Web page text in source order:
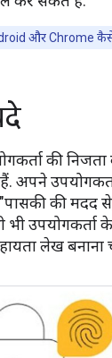
और Chrome
की
हैं. अपने
"पासकी की मदद
भी
लेख बनाना